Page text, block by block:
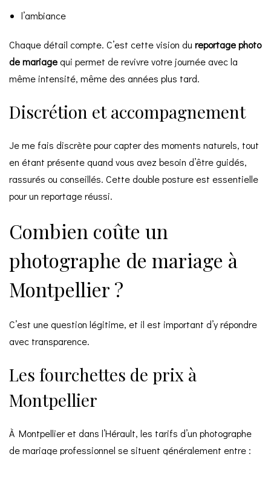
l’ambiance
Chaque détail compte. C’est cette vision du reportage photo
de mariage qui permet de revivre votre journée avec la
même intensité, même des années plus tard.
Discrétion et accompagnement
Je me fais discrète pour capter des moments naturels, tout
en étant présente quand vous avez besoin d’être guidés,
rassurés ou conseillés. Cette double posture est essentielle
pour un reportage réussi.
Combien coûte un
photographe de mariage à
Montpellier ?
C’est une question légitime, et il est important d’y répondre
avec transparence.
Les fourchettes de prix à
Montpellier
À Montpellier et dans l’Hérault, les tarifs d’un photographe
de mariage professionnel se situent généralement entre :